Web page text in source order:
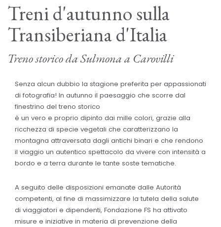
Treni d'autunno sulla
Transiberiana d'Italia
Treno storico da Sulmona a Carovilli
Senza alcun dubbio la stagione preferita per appassionati
di fotografia! In autunno il paesaggio che scorre dal
finestrino del treno storico
è un vero e proprio dipinto dai mille colori, grazie alla
ricchezza di specie vegetali che caratterizzano la
montagna attraversata dagli antichi binari e che rendono
il viaggio un autentico spettacolo da vivere con intensità a
bordo e a terra durante le tante soste tematiche.
A seguito delle disposizioni emanate dalle Autorità
competenti, al fine di massimizzare la tutela della salute
di viaggiatori e dipendenti, Fondazione FS ha attivato
misure e iniziative in materia di prevenzione della